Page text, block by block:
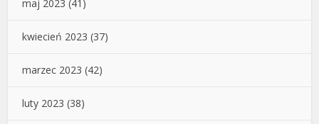
maj 2023 (41)
kwiecień 2023 (37)
marzec 2023 (42)
luty 2023 (38)